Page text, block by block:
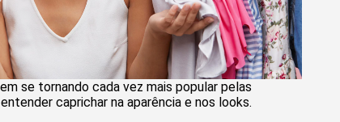
se tornando cada vez mais popular pelas
caprichar na aparência e nos looks.